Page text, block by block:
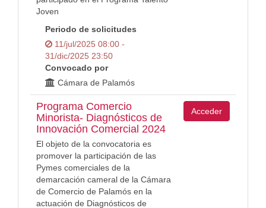
Joven
Periodo de solicitudes
11/jul/2025 08:00 -
31/dic/2025 23:50
Convocado por
Cámara de Palamós
Programa Comercio
Minorista- Diagnósticos de
Innovación Comercial 2024
El objeto de la convocatoria es
promover la participación de las
Pymes comerciales de la
demarcación cameral de la Cámara
de Comercio de Palamós en la
actuación de Diagnósticos de
Acceder